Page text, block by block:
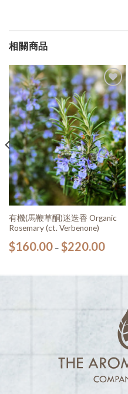
相關商品
加入
願望
清單
有機(馬鞭草酮)迷迭香 Organic
Rosemary (ct. Verbenone)
$160.00– $220.00